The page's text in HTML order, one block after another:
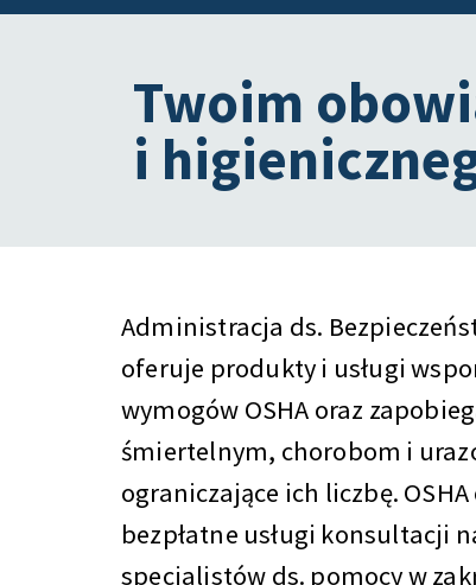
Twoim
i
Administracja ds.
oferuje produkty i usługi
wymogów OSHA oraz
śmiertelnym, chorobom i
ograniczające ich liczbę.
bezpłatne usługi konsultacji
specjalistów ds. pomocy w